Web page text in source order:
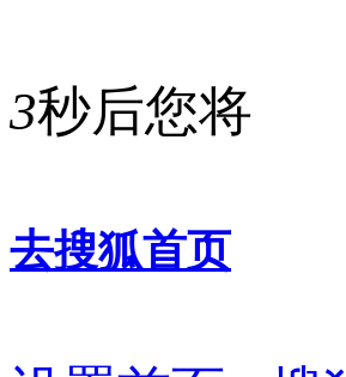
3秒后您将
去搜狐首页